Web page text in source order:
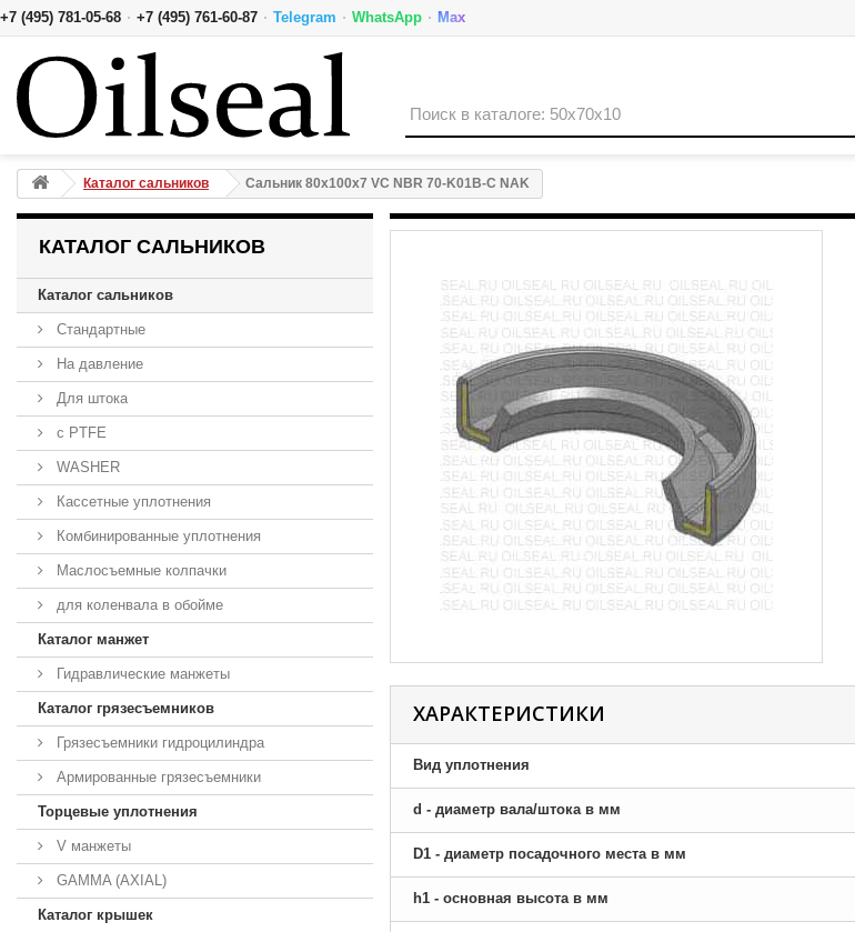
+7 (495) 781-05-68 · +7 (495) 761-60-87 · Telegram · WhatsApp · Max
Каталог сальников Сальник 80x100x7 VC NBR 70-K01B-C NAK
КАТАЛОГ САЛЬНИКОВ
Каталог сальников
Стандартные
На давление
Для штока
с PTFE
WASHER
Кассетные уплотнения
Комбинированные уплотнения
Маслосъемные колпачки
для коленвала в обойме
Каталог манжет
Гидравлические манжеты
Каталог грязесъемников
Грязесъемники гидроцилиндра
Армированные грязесъемники
Торцевые уплотнения
V манжеты
GAMMA (AXIAL)
Каталог крышек
Сальник 80x100x7 VC NBR 70-K01B-C NAK
ХАРАКТЕРИСТИКИ
Вид уплотнения
d - диаметр вала/штока в мм
D1 - диаметр посадочного места в мм
h1 - основная высота в мм